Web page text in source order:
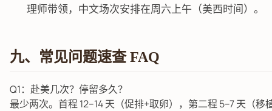
理师带领，中文场次安排在周六上午（美西时间）。
九、常见问题速查 FAQ
Q1：赴美几次？停留多久？
最少两次。首程 12–14 天（促排+取卵），第二程 5–7 天（移